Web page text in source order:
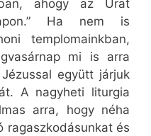
ahogy az Urat
Ha nem is
templomainkban,
mi is arra
együtt járjuk
A nagyheti liturgia
arra, hogy néha
ragaszkodásunkat és